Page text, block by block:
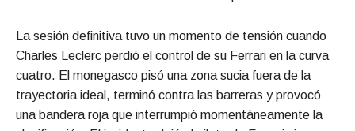
La sesión definitiva tuvo un momento de tensión cuando
Charles Leclerc perdió el control de su Ferrari en la curva
cuatro. El monegasco pisó una zona sucia fuera de la
trayectoria ideal, terminó contra las barreras y provocó
una bandera roja que interrumpió momentáneamente la